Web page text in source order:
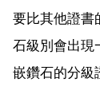
要比其他證書
石級別會出現
嵌鑽石的分級